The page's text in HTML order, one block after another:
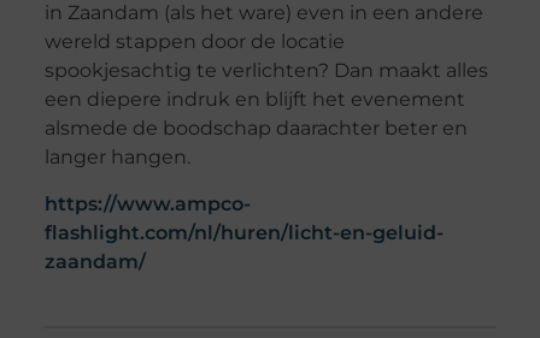
in Zaandam (als het ware) even in een andere
wereld stappen door de locatie
spookjesachtig te verlichten? Dan maakt alles
een diepere indruk en blijft het evenement
alsmede de boodschap daarachter beter en
langer hangen.
https://www.ampco-
flashlight.com/nl/huren/licht-en-geluid-
zaandam/